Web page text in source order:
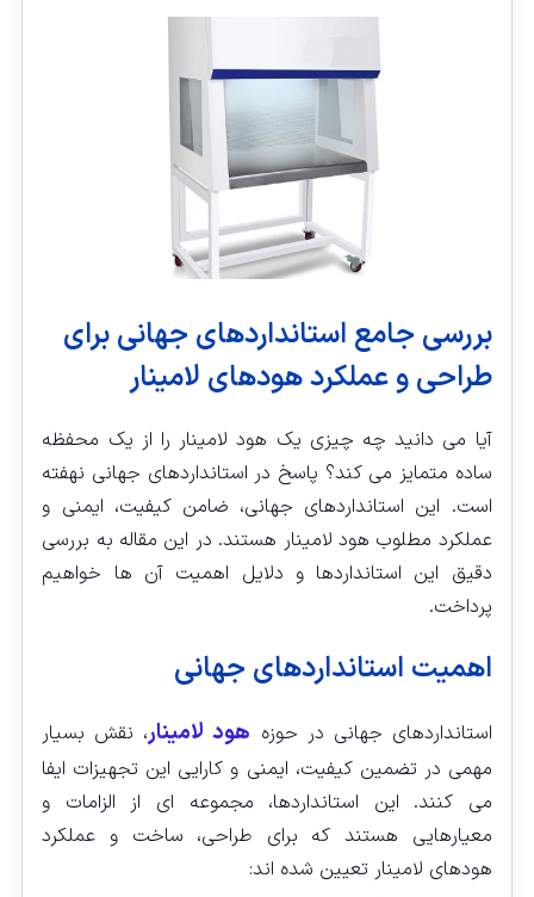
بررسی جامع استانداردهای جهانی برای
طراحی و عملکرد هودهای لامینار
آیا می‌ دانید چه چیزی یک هود لامینار را از یک محفظه
ساده متمایز می‌ کند؟ پاسخ در استانداردهای جهانی نهفته
است. این استانداردهای جهانی، ضامن کیفیت، ایمنی و
عملکرد مطلوب هود لامینار هستند. در این مقاله به بررسی
دقیق این استانداردها و دلایل اهمیت آن‌ ها خواهیم
پرداخت.
اهمیت استانداردهای جهانی
استانداردهای جهانی در حوزه هود لامینار، نقش بسیار
مهمی در تضمین کیفیت، ایمنی و کارایی این تجهیزات ایفا
می‌ کنند. این استانداردها، مجموعه ای از الزامات و
معیارهایی هستند که برای طراحی، ساخت و عملکرد
هودهای لامینار تعیین شده‌ اند: